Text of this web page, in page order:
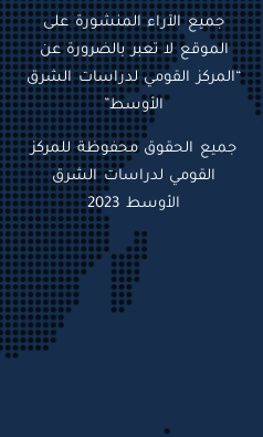
جميع الآراء المنشورة على
الموقع لا تعبر بالضرورة عن
“المركز القومي لدراسات الشرق
الأوسط”
جميع الحقوق محفوظة للمركز
القومي لدراسات الشرق
الأوسط 2023